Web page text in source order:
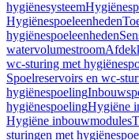
hygiënesysteem
Hygiënespoeleenheden
hygiënespoeleenheden
watervolumestroom
wc-sturing met
Spoelreservoirs en wc-
hygiënespoeling
hygiënespoelingHygiëne
Hygiëne inbouwmodules
sturingen met